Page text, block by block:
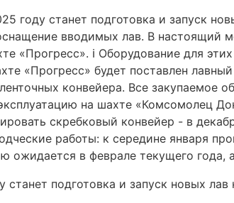
подготовка и запуск новых лав